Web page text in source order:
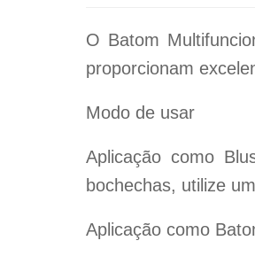
O Batom
proporcionam
Modo de usar
Aplicação como
bochechas, utilize
Aplicação como